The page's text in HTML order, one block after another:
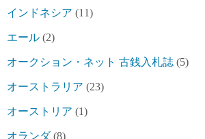
インドネシア (11)
エール (2)
オークション・ネット 古銭入札誌 (5)
オーストラリア (23)
オーストリア (1)
オランダ(8)